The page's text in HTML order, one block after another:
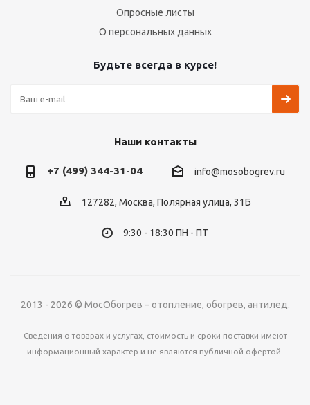
Опросные листы
О персональных данных
Будьте всегда в курсе!
Наши контакты
+7 (499) 344-31-04 info@mosobogrev.ru
127282, Москва, Полярная улица, 31Б
9:30 - 18:30 ПН - ПТ
2013 - 2026 © МосОбогрев – отопление, обогрев, антилед.
Сведения о товарах и услугах, стоимость и сроки поставки имеют
информационный характер и не являются публичной офертой.